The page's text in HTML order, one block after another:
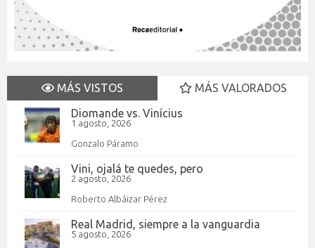
MÁS VISTOS
MÁS VALORADOS
Diomande vs. Vinícius
1 agosto, 2026
Gonzalo Páramo
Vini, ojalá te quedes, pero
2 agosto, 2026
Roberto Albáizar Pérez
Real Madrid, siempre a la vanguardia
5 agosto, 2026